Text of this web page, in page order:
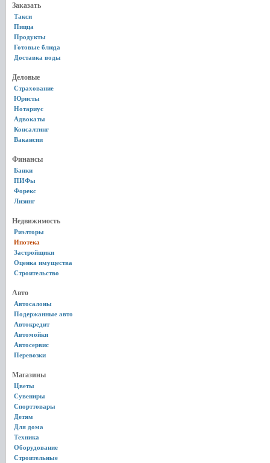
Заказать
Такси
Пицца
Продукты
Готовые блюда
Доставка воды
Деловые
Страхование
Юристы
Нотариус
Адвокаты
Консалтинг
Вакансии
Финансы
Банки
ПИФы
Форекс
Лизинг
Недвижимость
Риэлторы
Ипотека
Застройщики
Оценка имущества
Строительство
Авто
Автосалоны
Подержанные авто
Автокредит
Автомойки
Автосервис
Перевозки
Магазины
Цветы
Сувениры
Спорттовары
Детям
Для дома
Техника
Оборудование
Строительные